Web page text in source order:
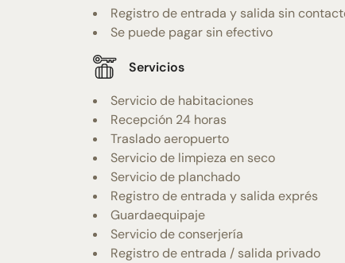
Registro de entrada y salida sin
Se puede pagar sin efectivo
Servicios
Servicio de habitaciones
Recepción 24 horas
Traslado aeropuerto
Servicio de limpieza en seco
Servicio de planchado
Registro de entrada y salida exprés
Guardaequipaje
Servicio de conserjería
Registro de entrada / salida privado